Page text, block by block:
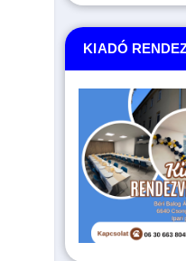
KIADÓ